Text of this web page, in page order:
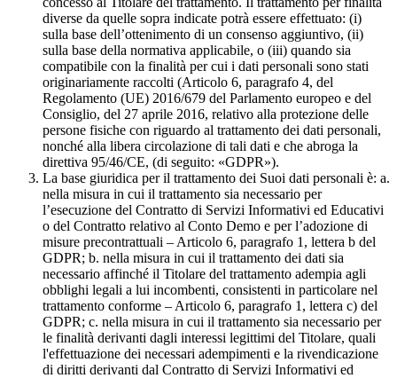
diverse da quelle sopra indicate potrà essere effettuato: (i)
sulla base dell’ottenimento di un consenso aggiuntivo, (ii)
sulla base della normativa applicabile, o (iii) quando sia
compatibile con la finalità per cui i dati personali sono stati
originariamente raccolti (Articolo 6, paragrafo 4, del
Regolamento (UE) 2016/679 del Parlamento europeo e del
Consiglio, del 27 aprile 2016, relativo alla protezione delle
persone fisiche con riguardo al trattamento dei dati personali,
nonché alla libera circolazione di tali dati e che abroga la
direttiva 95/46/CE, (di seguito: «GDPR»).
La base giuridica per il trattamento dei Suoi dati personali è: a.
nella misura in cui il trattamento sia necessario per
l’esecuzione del Contratto di Servizi Informativi ed Educativi
o del Contratto relativo al Conto Demo e per l’adozione di
misure precontrattuali – Articolo 6, paragrafo 1, lettera b del
GDPR; b. nella misura in cui il trattamento dei dati sia
necessario affinché il Titolare del trattamento adempia agli
obblighi legali a lui incombenti, consistenti in particolare nel
trattamento conforme – Articolo 6, paragrafo 1, lettera c) del
GDPR; c. nella misura in cui il trattamento sia necessario per
le finalità derivanti dagli interessi legittimi del Titolare, quali
l'effettuazione dei necessari adempimenti e la rivendicazione
di diritti derivanti dal Contratto di Servizi Informativi ed